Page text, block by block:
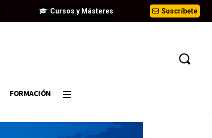
Suscríbete
Cursos y Másteres
FORMACIÓN